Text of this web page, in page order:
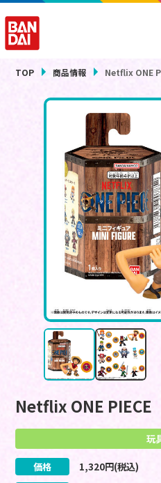
TOP 商品情報 Netflix ONE
Netflix ONE
玩
価格 1,320円(税込)